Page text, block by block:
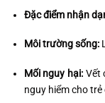
Đặc điểm nhận
Môi trường sống:
Mối nguy hại: Vết
nguy hiểm cho